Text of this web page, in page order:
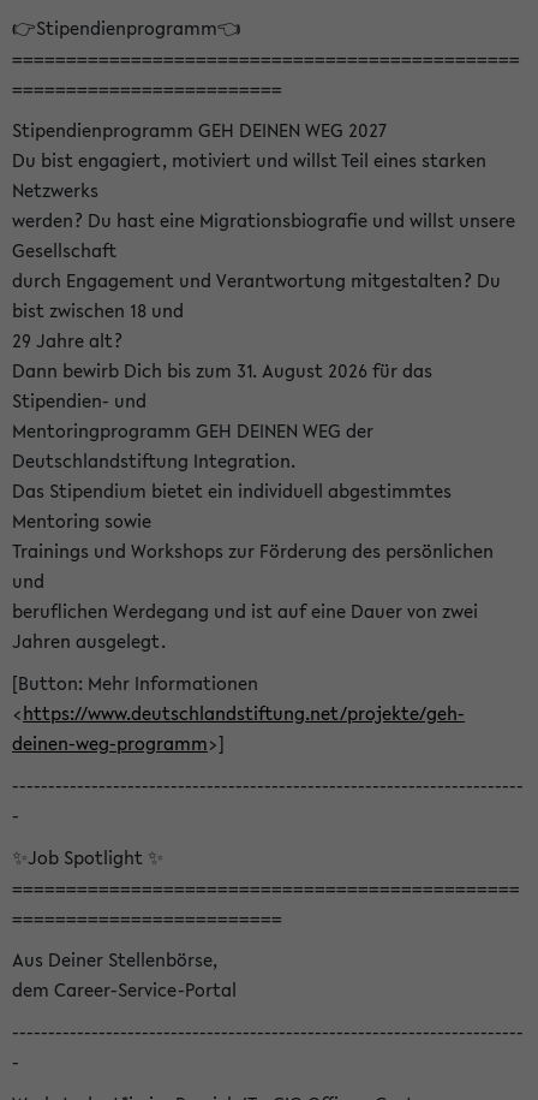
👉Stipendienprogramm👈
===============================================
=========================
Stipendienprogramm GEH DEINEN WEG 2027
Du bist engagiert, motiviert und willst Teil eines starken
Netzwerks
werden? Du hast eine Migrationsbiografie und willst unsere
Gesellschaft
durch Engagement und Verantwortung mitgestalten? Du
bist zwischen 18 und
29 Jahre alt?
Dann bewirb Dich bis zum 31. August 2026 für das
Stipendien- und
Mentoringprogramm GEH DEINEN WEG der
Deutschlandstiftung Integration.
Das Stipendium bietet ein individuell abgestimmtes
Mentoring sowie
Trainings und Workshops zur Förderung des persönlichen
und
beruflichen Werdegang und ist auf eine Dauer von zwei
Jahren ausgelegt.
[Button: Mehr Informationen
<https://www.deutschlandstiftung.net/projekte/geh-
deinen-weg-programm>]
-----------------------------------------------------------------------
-
✨Job Spotlight ✨
===============================================
=========================
Aus Deiner Stellenbörse,
dem Career-Service-Portal
-----------------------------------------------------------------------
-